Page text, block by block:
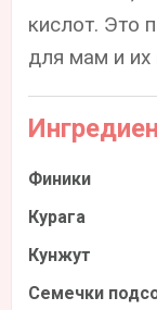
кислот. Это
для мам и их
Финики
Курага
Кунжут
Семечки